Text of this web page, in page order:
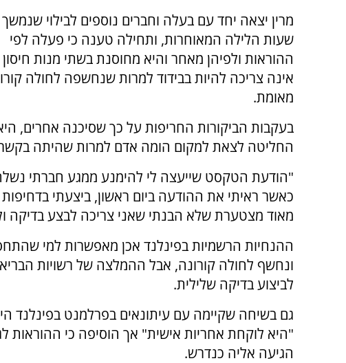
מרין יצאה יחד עם בעלה וחברים נוספים לבילוי
שעות הלילה המאוחרות, ותחילה טענה כי פעלה לפי
ההוראות ולפיהן מאחר והיא מחוסנת בשתי מנות
אינה צריכה להיות בבידוד למרות שנחשפה לחולה
מאומת.
בעקבות הביקורות החריפות על כך שסיכנה אחרים,
החליטה לצאת למקום הומה אדם למרות שהיתה
"הודעת הטקסט שייעצה לי להימנע ממגע חברתי
כאשר ראיתי את ההודעה ביום ראשון, ביצעתי
מאוד מצטערת שלא הבנתי שאני צריכה לבצע בדיקה
ההנחיות הרשמיות בפינלנד אכן מאפשרות למי
ונחשף לחולה קורונה, אבל ההמלצה של רשויות
לביצוע בדיקה שלילית.
גם בשיחה שקיימה עם עיתונאים בפרלמנט בפינלנד
"היא לוקחת אחריות אישית" אך הוסיפה כי ההוראות
הגיעה אליה כנדרש.